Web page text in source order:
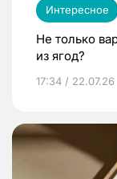
Интересное
Не только
из ягод?
17:34 / 22.07.26